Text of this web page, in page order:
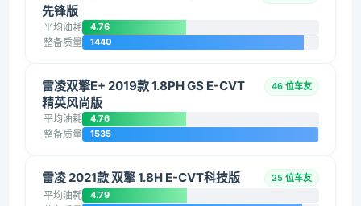
先锋版
平均油耗 4.76
整备质量 1440
雷凌双擎E+ 2019款 1.8PH GS E-CVT
精英风尚版
46 位车友
平均油耗 4.76
整备质量 1535
雷凌 2021款 双擎 1.8H E-CVT科技版 25 位车友
平均油耗 4.79